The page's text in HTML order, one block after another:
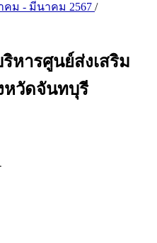
คม - มีนาคม 2567 /
หารศูนย์ส่งเสริม
หวัดจันทบุรี